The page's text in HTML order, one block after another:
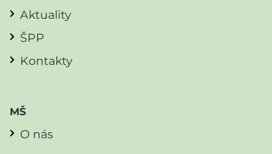
Aktuality
ŠPP
Kontakty
MŠ
O nás